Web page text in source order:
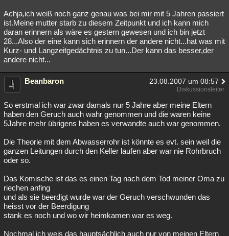
Achja,ich weiß noch ganz genau was bei mir mit 5 Jahren passiert
ist.Meine mutter starb zu diesem Zeitpunkt und ich kann mich
daran erinnern als wäre es gestern gewesen und ich bin jetzt
28...Also der eine kann sich erinnern der andere nicht...hat was mit
Kurz- und Langzeitgedächtnis zu tun...Der kann das besser,der
andere nicht...
Beanbaron 23.08.2007 um 08:57
Diskussionsleiter
So erstmal ich war zwar damals nur 5 Jahre aber meine Eltern
haben den Geruch auch wahr genommen und die waren keine
5Jahre mehr übrigens haben es verwandte auch war genommen.
Die Theorie mit dem Abwasserrohr ist könnte es evt. sein weil die
ganzen Leitungen durch den Keller laufen aber war nie Rohrbruch
oder so.
Das Komische ist das es einen Tag nach dem Tod meiner Oma zu
riechen anfing
und als sie beerdigt wurde war der Geruch verschwunden das
heisst vor der Beerdigung
stank es noch und wo wir heimkamen war es weg.
Nochmal ich weis das hauptsächlich auch nur von meinen Eltern